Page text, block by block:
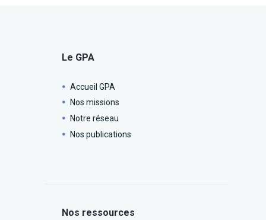
Le GPA
Accueil GPA
Nos missions
Notre réseau
Nos publications
Nos ressources